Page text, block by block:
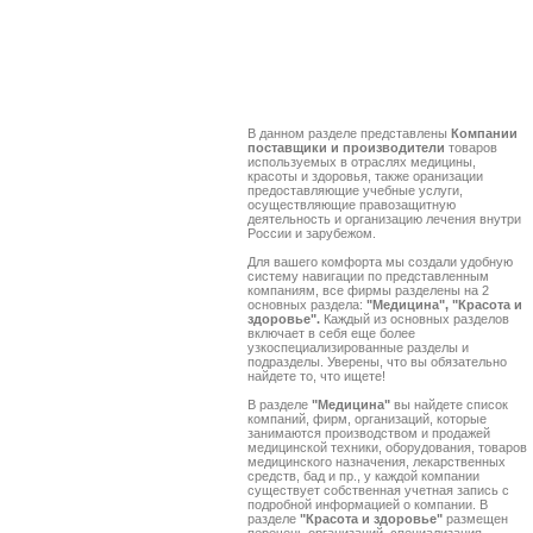
В данном разделе представлены Компании
поставщики и производители товаров
используемых в отраслях медицины,
красоты и здоровья, также оранизации
предоставляющие учебные услуги,
осуществляющие правозащитную
деятельность и организацию лечения внутри
России и зарубежом.
Для вашего комфорта мы создали удобную
систему навигации по представленным
компаниям, все фирмы разделены на 2
основных раздела: "Медицина", "Красота и
здоровье". Каждый из основных разделов
включает в себя еще более
узкоспециализированные разделы и
подразделы. Уверены, что вы обязательно
найдете то, что ищете!
В разделе "Медицина" вы найдете список
компаний, фирм, организаций, которые
занимаются производством и продажей
медицинской техники, оборудования, товаров
медицинского назначения, лекарственных
средств, бад и пр., у каждой компании
существует собственная учетная запись с
подробной информацией о компании. В
разделе "Красота и здоровье" размещен